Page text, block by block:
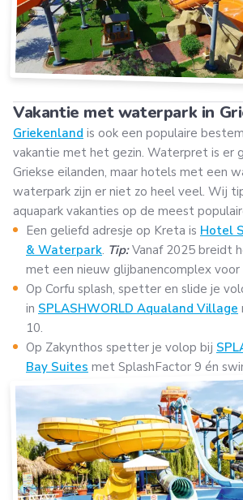
Vakantie met waterpark in
Griekenland is ook een populaire
vakantie met het gezin. Waterpret is er
Griekse eilanden, maar hotels met een
waterpark zijn er niet zo heel veel. Wij
aquapark vakanties op de meest
Een geliefd adresje op Kreta is Hotel
& Waterpark. Tip:Vanaf 2025 breidt
met een nieuw glijbanencomplex voor
Op Corfu splash, spetter en slide je
in SPLASHWORLD Aqualand Village
10.
Op Zakynthos spetter je volop bij
Bay Suites met SplashFactor 9 én